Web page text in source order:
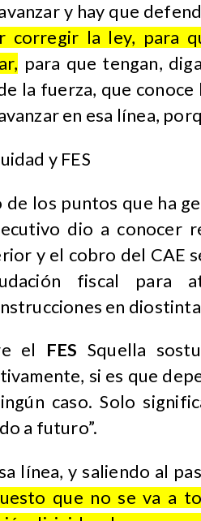
y hay que
corregir la ley, para
para que tengan,
la fuerza, que
en esa línea,
y FES
de los puntos que ha
dio a conocer
y el cobro del CAE
fiscal para
en
el FES Squella
si es que
caso. Solo
a futuro”.
línea, y saliendo al
que no se va a